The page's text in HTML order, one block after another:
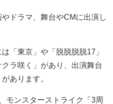
ドラマ、舞台やCMに出演し
「東京」や「脱脱脱脱17」
ラ咲く」があり、出演舞台
あります。
モンスターストライク「3周